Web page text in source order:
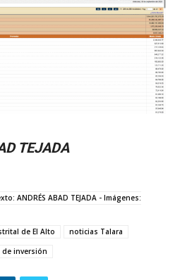
TEJADA
ANDRÉS ABAD TEJADA - Imágenes:
de El Alto
noticias Talara
inversión